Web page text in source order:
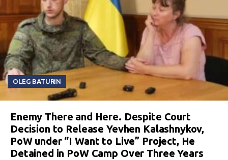
OLEG BATURIN
Enemy There and Here. Despite Court
Decision to Release Yevhen Kalashnykov,
PoW under “I Want to Live” Project, He
Detained in PoW Camp Over Three Years